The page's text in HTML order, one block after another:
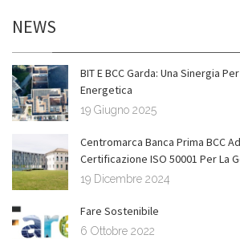
NEWS
BIT E BCC Garda: Una Sinergia
Energetica
19 Giugno 2025
Centromarca Banca Prima BCC
Certificazione ISO 50001 Per La
19 Dicembre 2024
Fare Sostenibile
6 Ottobre 2022